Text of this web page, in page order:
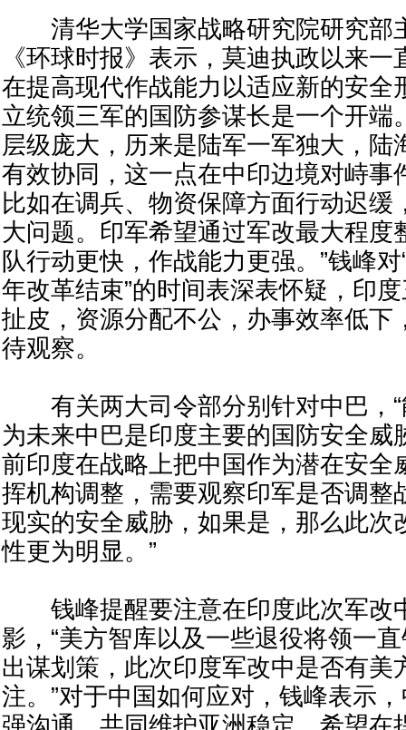
清华大学国家战略研究院研究部
《环球时报》表示，莫迪执政以来
在提高现代作战能力以适应新的安全
立统领三军的国防参谋长是一个开端
层级庞大，历来是陆军一军独大，陆
有效协同，这一点在中印边境对峙事
比如在调兵、物资保障方面行动迟缓
大问题。印军希望通过军改最大程度
队行动更快，作战能力更强。”钱峰
年改革结束”的时间表深表怀疑，印
扯皮，资源分配不公，办事效率低下
待观察。
有关两大司令部分别针对中巴，“
为未来中巴是印度主要的国防安全威
前印度在战略上把中国作为潜在安全
挥机构调整，需要观察印军是否调整
现实的安全威胁，如果是，那么此次
性更为明显。”
钱峰提醒要注意在印度此次军改
影，“美方智库以及一些退役将领一
出谋划策，此次印度军改中是否有美
注。”对于中国如何应对，钱峰表示